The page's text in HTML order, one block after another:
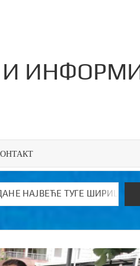
И
лажи!” Kотор